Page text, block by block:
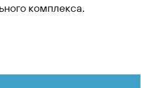
комплекса.